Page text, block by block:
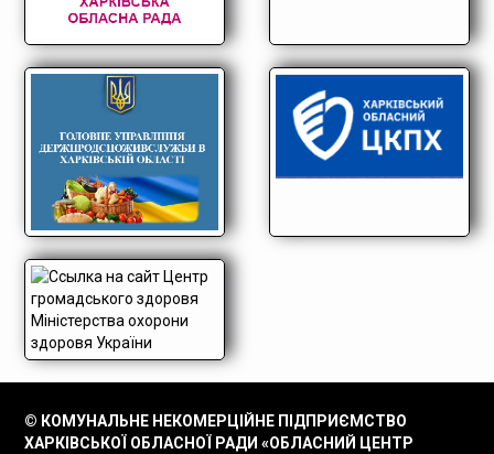
© КОМУНАЛЬНЕ НЕКОМЕРЦІЙНЕ ПІДПРИЄМСТВО
ХАРКІВСЬКОЇ ОБЛАСНОЇ РАДИ «ОБЛАСНИЙ ЦЕНТР